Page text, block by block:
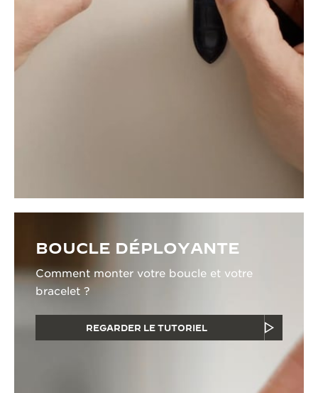
BOUCLE DÉPLOYANTE
Comment monter votre boucle et votre
bracelet ?
REGARDER LE TUTORIEL